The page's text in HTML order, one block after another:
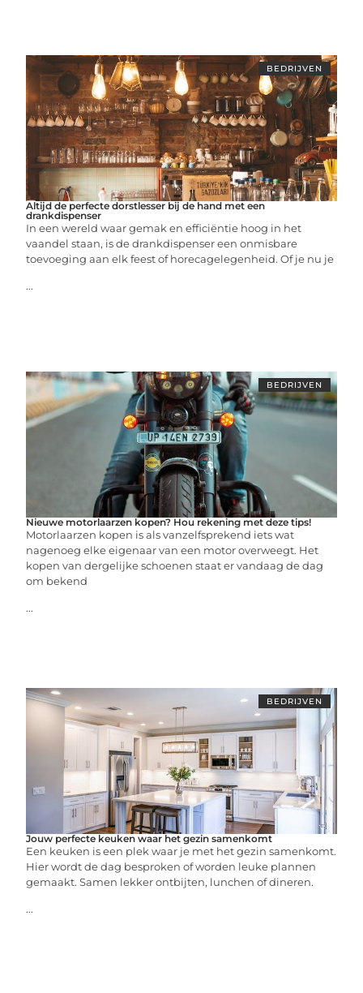
BEDRIJVEN
Altijd de perfecte dorstlesser bij de hand met een
drankdispenser
In een wereld waar gemak en efficiëntie hoog in het
vaandel staan, is de drankdispenser een onmisbare
toevoeging aan elk feest of horecagelegenheid. Of je nu je
...
BEDRIJVEN
Nieuwe motorlaarzen kopen? Hou rekening met deze tips!
Motorlaarzen kopen is als vanzelfsprekend iets wat
nagenoeg elke eigenaar van een motor overweegt. Het
kopen van dergelijke schoenen staat er vandaag de dag
om bekend
...
BEDRIJVEN
Jouw perfecte keuken waar het gezin samenkomt
Een keuken is een plek waar je met het gezin samenkomt.
Hier wordt de dag besproken of worden leuke plannen
gemaakt. Samen lekker ontbijten, lunchen of dineren.
...